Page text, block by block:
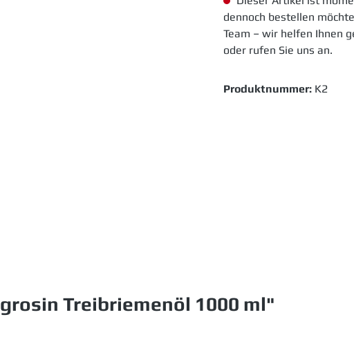
dennoch bestellen
Team – wir helfen Ihnen
oder rufen Sie uns an.
Produktnummer: K2
Treibriemenöl 1000 ml"